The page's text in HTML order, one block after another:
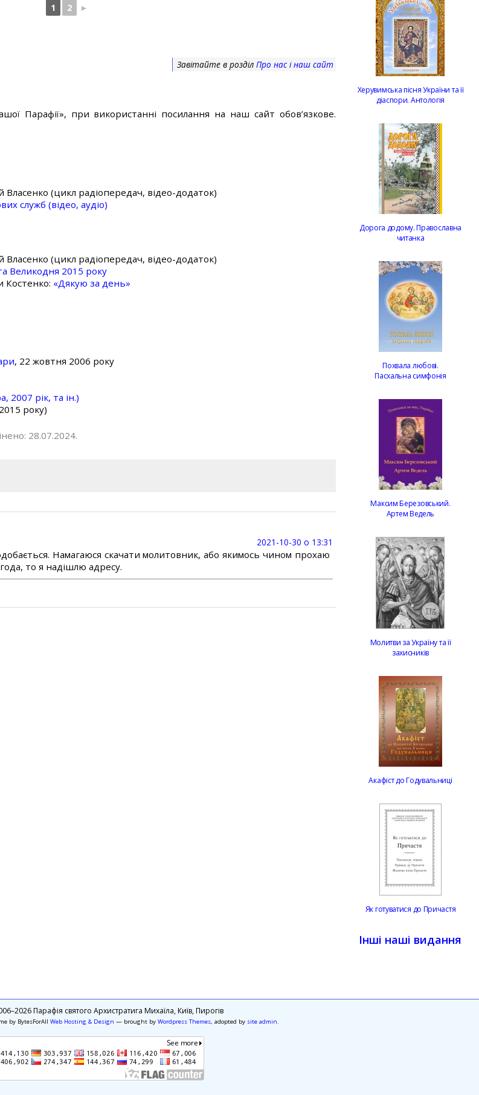
1 2 ►
Завітайте в розділ Про нас і наш сайт
Парафії», при використанні посилання на наш сайт обов’язкове.
Власенко (цикл радіопередач, відео-додаток)
служб (відео, аудіо)
Власенко (цикл радіопередач, відео-додаток)
Великодня 2015 року
Костенко: «Дякую за день»
, 22 жовтня 2006 року
2007 рік, та ін.)
року)
28.07.2024.
2021-10-30 о 13:31
Намагаюся скачати молитовник, або якимось чином прохаю
то я надішлю адресу.
Херувимська пісня України та її
діаспори. Антологія
Дорога додому. Православна
читанка
Похвала любові.
Пасхальна симфонія
Максим Березовський.
Артем Ведель
Молитви за Україну та її
захисників
Акафіст до Годувальниці
Як готуватися до Причастя
Інші наші видання
Парафія святого Архистратига Михаїла, Київ, Пирогів
by BytesForAll Web Hosting & Design — brought by Wordpress Themes, adopted by site admin.